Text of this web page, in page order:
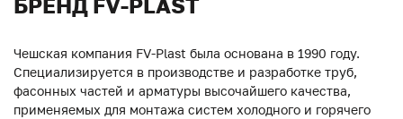
Чешская компания FV-Plast была основана в 1990 году.
Специализируется в производстве и разработке труб,
фасонных частей и арматуры высочайшего качества,
применяемых для монтажа систем холодного и горячего